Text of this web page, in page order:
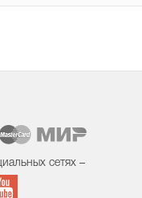
сетях –